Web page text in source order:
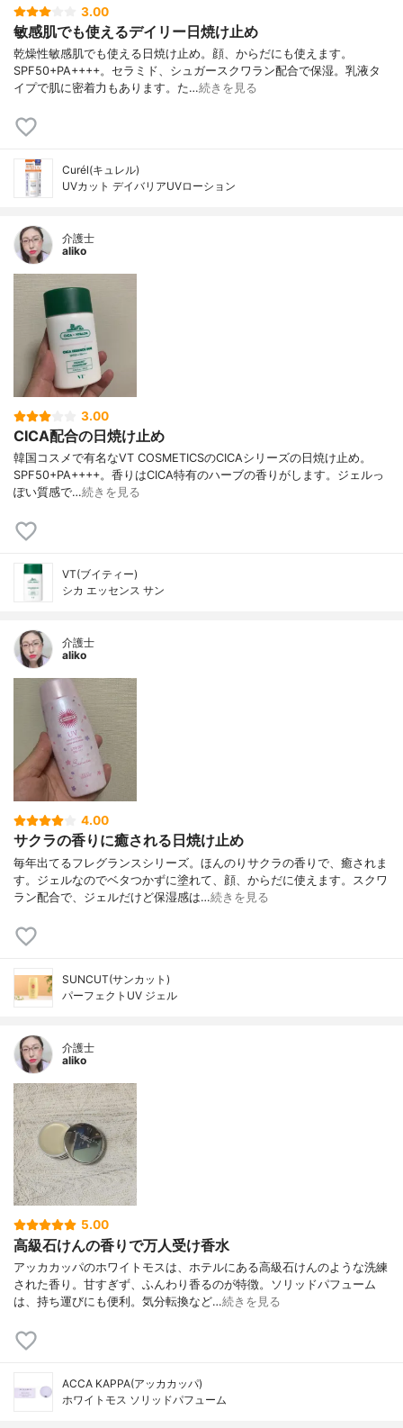
3.00
敏感肌でも使えるデイリー日焼け止め
乾燥性敏感肌でも使える日焼け止め。顔、からだにも使えます。
SPF50+PA++++。セラミド、シュガースクワラン配合で保湿。乳液タ
イプで肌に密着力もあります。た…続きを見る
Curél(キュレル)
UVカット デイバリアUVローション
介護士
aliko
3.00
CICA配合の日焼け止め
韓国コスメで有名なVT COSMETICSのCICAシリーズの日焼け止め。
SPF50+PA++++。香りはCICA特有のハーブの香りがします。ジェルっ
ぽい質感で…続きを見る
VT(ブイティー)
シカ エッセンス サン
介護士
aliko
4.00
サクラの香りに癒される日焼け止め
毎年出てるフレグランスシリーズ。ほんのりサクラの香りで、癒されま
す。ジェルなのでベタつかずに塗れて、顔、からだに使えます。スクワ
ラン配合で、ジェルだけど保湿感は…続きを見る
SUNCUT(サンカット)
パーフェクトUV ジェル
介護士
aliko
5.00
高級石けんの香りで万人受け香水
アッカカッパのホワイトモスは、ホテルにある高級石けんのような洗練
された香り。甘すぎず、ふんわり香るのが特徴。ソリッドパフューム
は、持ち運びにも便利。気分転換など…続きを見る
ACCA KAPPA(アッカカッパ)
ホワイトモス ソリッドパフューム